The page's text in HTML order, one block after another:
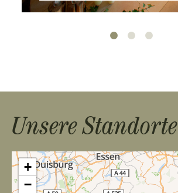
Unsere Standorte
+
−